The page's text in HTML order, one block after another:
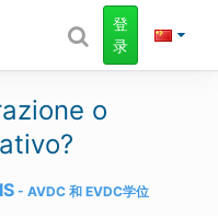
登
录
o
AVDC 和 EVDC学位